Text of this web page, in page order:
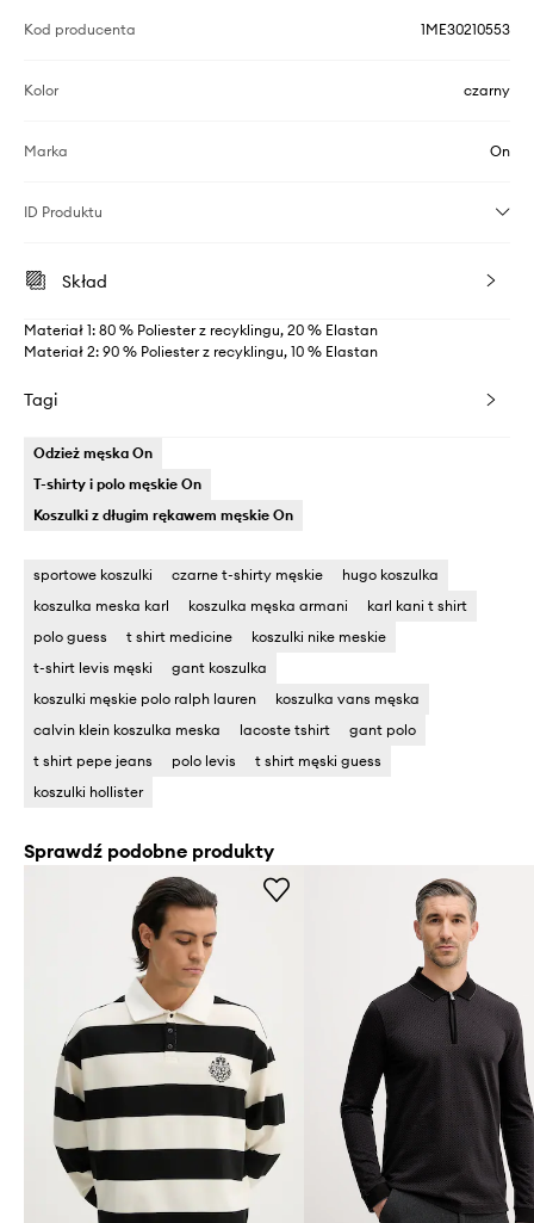
Kod producenta 1ME30210553
Kolor czarny
Marka On
ID Produktu
Skład
Materiał 1: 80 % Poliester z recyklingu, 20 % Elastan
Materiał 2: 90 % Poliester z recyklingu, 10 % Elastan
Tagi
Odzież męska On
T-shirty i polo męskie On
Koszulki z długim rękawem męskie On
sportowe koszulki czarne t-shirty męskie
hugo koszulka
koszulka meska karl
koszulka męska armani
karl kani t shirt
polo guess
t shirt medicine
koszulki nike meskie
t-shirt levis męski
gant koszulka
koszulki męskie polo ralph lauren
koszulka vans męska
calvin klein koszulka meska
lacoste tshirt
gant polo
t shirt pepe jeans
polo levis
t shirt męski guess
koszulki hollister
Sprawdź podobne produkty